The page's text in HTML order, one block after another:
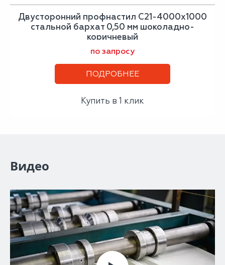
Двусторонний профнастил С21-4000х1000
стальной бархат 0,50 мм шоколадно-
коричневый
по запросу
ПОДРОБНЕЕ
Купить в 1 клик
Видео